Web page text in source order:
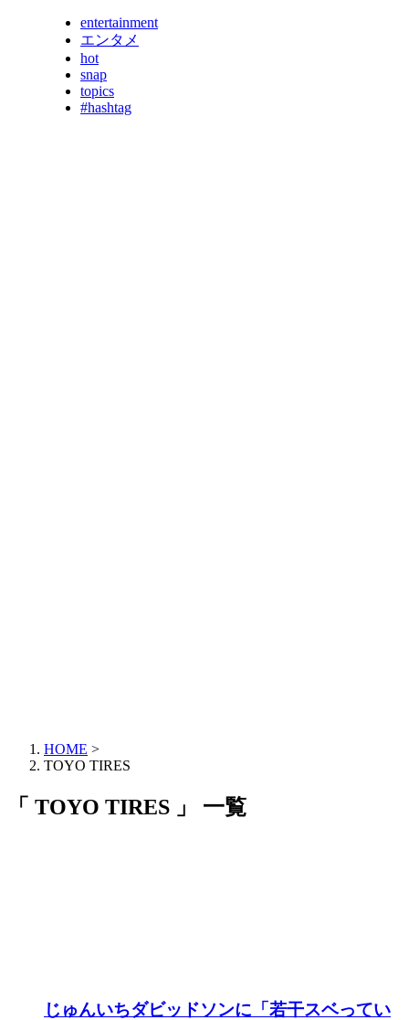
entertainment
エンタメ
hot
snap
topics
#hashtag
HOME >
TOYO TIRES
「 TOYO TIRES 」 一覧
じゅんいちダビッドソンに「若干スベってい